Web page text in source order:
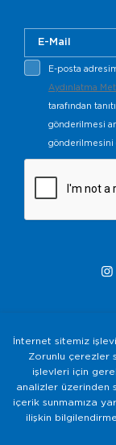
E-posta
Aydınlatma
tarafından
gönderilmesi
gönderilmesini
© 2M
İnternet sitemiz
Zorunlu çerezler
işlevleri için
analizler üzerinden
içerik sunmamıza
ilişkin